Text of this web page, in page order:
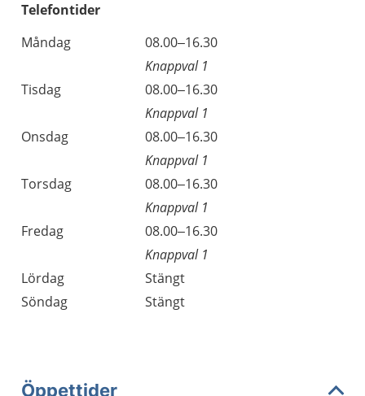
Telefontider
Måndag
08.00–16.30
Knappval 1
Tisdag
08.00–16.30
Knappval 1
Onsdag
08.00–16.30
Knappval 1
Torsdag
08.00–16.30
Knappval 1
Fredag
08.00–16.30
Knappval 1
Lördag
Stängt
Söndag
Stängt
Öppettider